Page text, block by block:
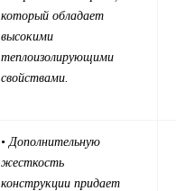
который обладает
высокими
теплоизолирующими
свойствами.
• Дополнительную
жесткость
конструкции придает